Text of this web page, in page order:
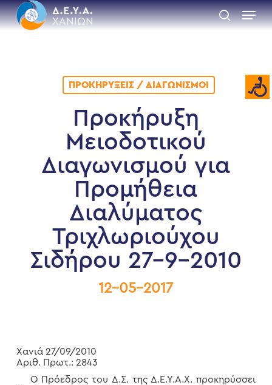
Skip
to
main
search
Menu
ΠΡΟΚΗΡΎΞΕΙΣ / ΔΙΑΓΩΝΙΣΜΟΊ
Προκήρυξη
Μειοδοτικού
Διαγωνισμού για
Προμήθεια
Διαλύματος
Τριχλωριούχου
Σιδήρου 27-9-2010
12-05-2017
Χανιά 27/09/2010
Αριθ. Πρωτ.: 2843
Ο Πρόεδρος του Δ.Σ. της Δ.Ε.Υ.Α.Χ. προκηρύσσει